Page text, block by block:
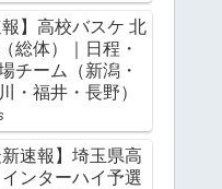
報】高校バスケ 北
総体）｜日程・
チーム（新潟・
・福井・長野）
新速報】埼玉県高
ンターハイ予選